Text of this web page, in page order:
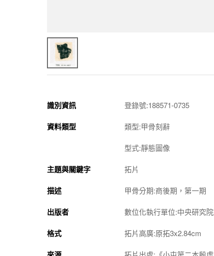
識別資訊 登錄號:188571-0735
資料類型 類型:甲骨刻辭
型式:靜態圖像
主題與關鍵字 拓片
描述 甲骨分期:商後期，第一期
出版者 數位化執行單位:中央研究
格式 拓片高廣:原拓3x2.84cm